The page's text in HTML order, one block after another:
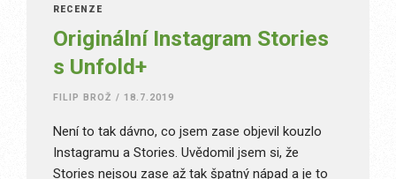
RECENZE
Originální Instagram Stories
s Unfold+
FILIP BROŽ / 18.7.2019
Není to tak dávno, co jsem zase objevil kouzlo
Instagramu a Stories. Uvědomil jsem si, že
Stories nejsou zase až tak špatný nápad a je to